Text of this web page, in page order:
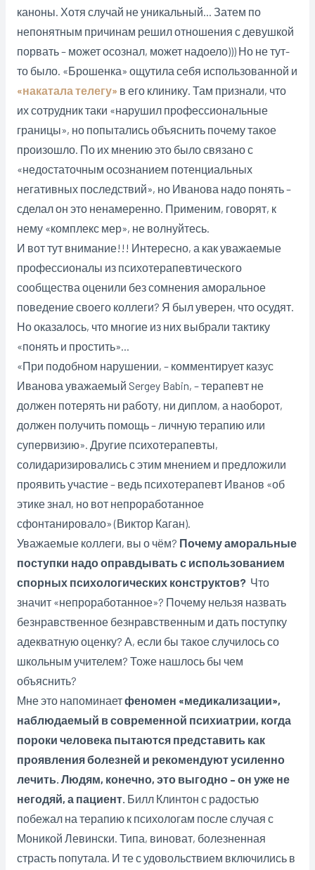
каноны. Хотя случай не уникальный… Затем по
непонятным причинам решил отношения с девушкой
порвать – может осознал, может надоело))) Но не тут-
то было. «Брошенка» ощутила себя использованной и
«накатала телегу» в его клинику. Там признали, что
их сотрудник таки «нарушил профессиональные
границы», но попытались объяснить почему такое
произошло. По их мнению это было связано с
«недостаточным осознанием потенциальных
негативных последствий», но Иванова надо понять –
сделал он это ненамеренно. Применим, говорят, к
нему «комплекс мер», не волнуйтесь.
И вот тут внимание!!! Интересно, а как уважаемые
профессионалы из психотерапевтического
сообщества оценили без сомнения аморальное
поведениесвоего коллеги? Я был уверен, что осудят.
Но оказалось, что многие из них выбрали тактику
«понять и простить»…
«При подобном нарушении, – комментирует казус
Иванова уважаемый Sergey Babin, – терапевт не
должен потерять ни работу, ни диплом, а наоборот,
должен получить помощь – личную терапию или
супервизию». Другие психотерапевты,
солидаризировались с этим мнением и предложили
проявить участие – ведь психотерапевт Иванов «об
этике знал, но вот непроработанное
сфонтанировало» (Виктор Каган).
Уважаемые коллеги, вы о чём? Почему аморальные
поступки надо оправдывать с использованием
спорных психологических конструктов? Что
значит «непроработанное»? Почему нельзя назвать
безнравственное безнравственным и дать поступку
адекватную оценку? А, если бы такое случилось со
школьным учителем? Тоже нашлось бы чем
объяснить?
Мне это напоминаетфеномен «медикализации»,
наблюдаемый в современной психиатрии, когда
пороки человека пытаются представить как
проявления болезней и рекомендуют усиленно
лечить. Людям, конечно, это выгодно – он уже не
негодяй, а пациент. Билл Клинтон с радостью
побежал на терапию к психологам после случая с
Моникой Левински. Типа, виноват, болезненная
страсть попутала. И те с удовольствием включились в